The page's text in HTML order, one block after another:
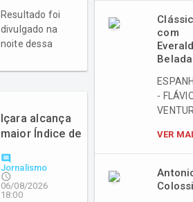
da Educação
Básica
Resultado foi
divulgado na
noite dessa
(5) pelo
Içara alcança
maior Índice de
da Educação
Básica da Amrec
comment
Jornalismo
access_time
06/08/2026
18:00
com
Belada
-
VER